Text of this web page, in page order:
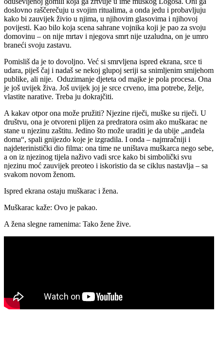
doslovno raščerečuju u svojim ritualima, a onda jedu i probavljuju
kako bi zauvijek živio u njima, u njihovim glasovima i njihovoj
povijesti. Kao bilo koja scena sahrane vojnika koji je pao za svoju
domovinu – on nije mrtav i njegova smrt nije uzaludna, on je umro
braneći svoju zastavu.
Pomisliš da je to dovoljno. Već si smrvljena ispred ekrana, srce ti
udara, piješ čaj i nadaš se nekoj glupoj seriji sa snimljenim smijehom
publike, ali nije. Oduzimanje djeteta od majke je pola procesa. Ona
je još uvijek živa. Još uvijek joj je srce crveno, ima potrebe, želje,
vlastite narative. Treba ju dokrajčiti.
A kakav otpor ona može pružiti? Njezine riječi, muške su riječi. U
društvu, ona je otvoreni plijen za predratora osim ako muškarac ne
stane u njezinu zaštitu. Jedino što može uraditi je da ubije „anđela
doma“, spali gnijezdo koje je izgradila. I onda – najmračniji i
najdeterinistički dio filma: ona time ne uništava muškarca nego sebe,
a on iz njezinog tijela naživo vadi srce kako bi simbolički svu
njezinu moć zauvijek preoteo i iskoristio da se ciklus nastavlja – sa
svakom novom ženom.
Ispred ekrana ostaju muškarac i žena.
Muškarac kaže: Ovo je pakao.
A žena slegne ramenima: Tako žene žive.